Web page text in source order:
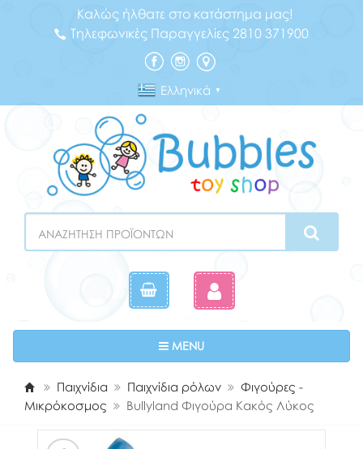
Καλώς ήλθατε στο κατάστημα μας!
Τηλεφωνικές Παραγγελίες 2810 371900
Ελληνικά ▼
MENUToggle navigation
Παιχνίδια Παιχνίδια ρόλων
Φιγούρες -
Μικρόκοσμος
Bullyland Φιγούρα Κακός Λύκος